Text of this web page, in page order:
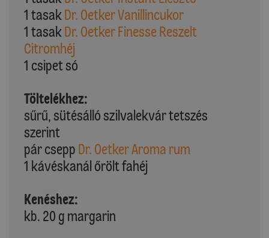
1 tasak Dr. Oetker Vanillincukor
1 tasak Dr. Oetker Finesse Reszelt
Citromhéj
1 csipet só
Töltelékhez:
sűrű, sütésálló szilvalekvár tetszés
szerint
pár csepp Dr. Oetker Aroma rum
1 kávéskanál őrölt fahéj
Kenéshez:
kb. 20 g margarin